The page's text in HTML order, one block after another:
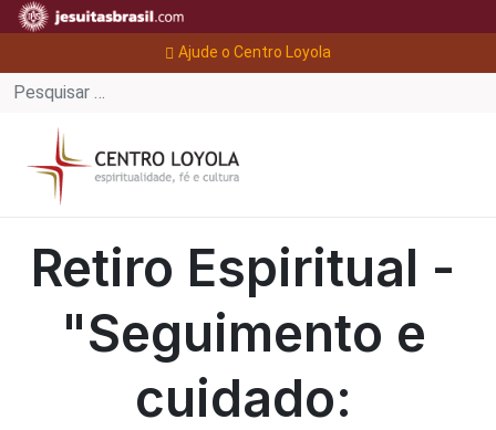
Ajude o Centro Loyola
Retiro Espiritual -
"Seguimento e
cuidado: